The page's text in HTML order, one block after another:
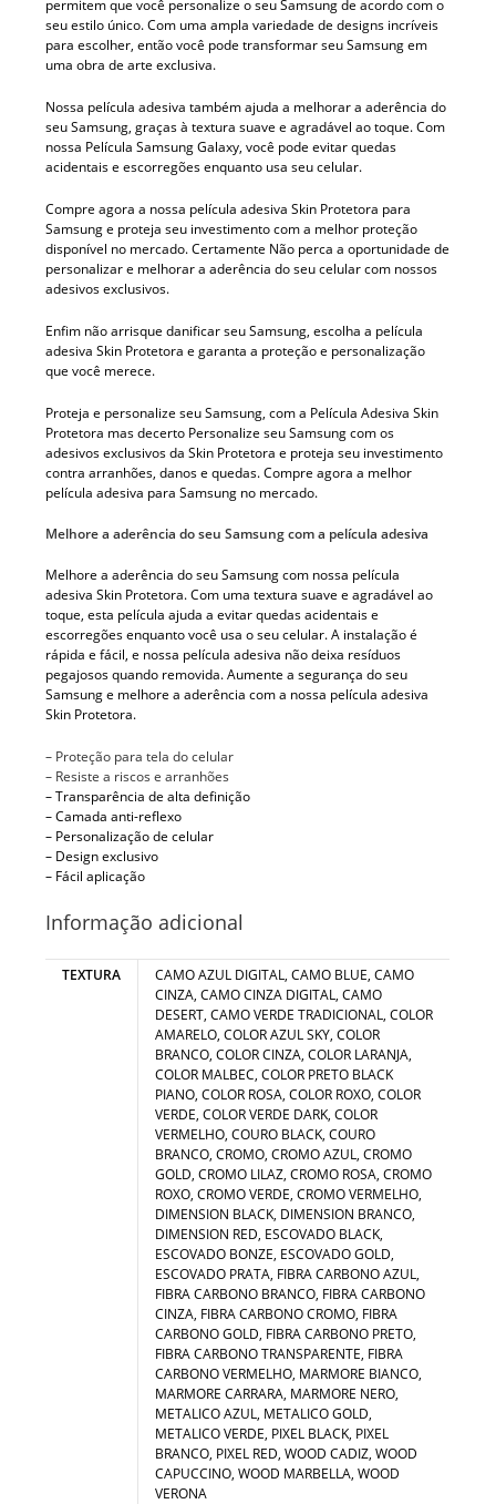
permitem que você personalize o seu Samsung de acordo com o
seu estilo único. Com uma ampla variedade de designs incríveis
para escolher, então você pode transformar seu Samsung em
uma obra de arte exclusiva.
Nossa película adesiva também ajuda a melhorar a aderência do
seu Samsung, graças à textura suave e agradável ao toque. Com
nossa Película Samsung Galaxy, você pode evitar quedas
acidentais e escorregões enquanto usa seu celular.
Compre agora a nossa película adesiva Skin Protetora para
Samsung e proteja seu investimento com a melhor proteção
disponível no mercado. Certamente Não perca a oportunidade de
personalizar e melhorar a aderência do seu celular com nossos
adesivos exclusivos.
Enfim não arrisque danificar seu Samsung, escolha a película
adesiva Skin Protetora e garanta a proteção e personalização
que você merece.
Proteja e personalize seu Samsung, com a Película Adesiva Skin
Protetora mas decerto Personalize seu Samsung com os
adesivos exclusivos da Skin Protetora e proteja seu investimento
contra arranhões, danos e quedas. Compre agora a melhor
película adesiva para Samsung no mercado.
Melhore a aderência do seu Samsung com a película adesiva
Melhore a aderência do seu Samsung com nossa película
adesiva Skin Protetora. Com uma textura suave e agradável ao
toque, esta película ajuda a evitar quedas acidentais e
escorregões enquanto você usa o seu celular. A instalação é
rápida e fácil, e nossa película adesiva não deixa resíduos
pegajosos quando removida. Aumente a segurança do seu
Samsung e melhore a aderência com a nossa película adesiva
Skin Protetora.
– Proteção para tela do celular
– Resiste a riscos e arranhões
– Transparência de alta definição
– Camada anti-reflexo
– Personalização de celular
– Design exclusivo
– Fácil aplicação
Informação adicional
TEXTURA
CAMO AZUL DIGITAL, CAMO BLUE, CAMO
CINZA, CAMO CINZA DIGITAL, CAMO
DESERT, CAMO VERDE TRADICIONAL, COLOR
AMARELO, COLOR AZUL SKY, COLOR
BRANCO, COLOR CINZA, COLOR LARANJA,
COLOR MALBEC, COLOR PRETO BLACK
PIANO, COLOR ROSA, COLOR ROXO, COLOR
VERDE, COLOR VERDE DARK, COLOR
VERMELHO, COURO BLACK, COURO
BRANCO, CROMO, CROMO AZUL, CROMO
GOLD, CROMO LILAZ, CROMO ROSA, CROMO
ROXO, CROMO VERDE, CROMO VERMELHO,
DIMENSION BLACK, DIMENSION BRANCO,
DIMENSION RED, ESCOVADO BLACK,
ESCOVADO BONZE, ESCOVADO GOLD,
ESCOVADO PRATA, FIBRA CARBONO AZUL,
FIBRA CARBONO BRANCO, FIBRA CARBONO
CINZA, FIBRA CARBONO CROMO, FIBRA
CARBONO GOLD, FIBRA CARBONO PRETO,
FIBRA CARBONO TRANSPARENTE, FIBRA
CARBONO VERMELHO, MARMORE BIANCO,
MARMORE CARRARA, MARMORE NERO,
METALICO AZUL, METALICO GOLD,
METALICO VERDE, PIXEL BLACK, PIXEL
BRANCO, PIXEL RED, WOOD CADIZ, WOOD
CAPUCCINO, WOOD MARBELLA, WOOD
VERONA